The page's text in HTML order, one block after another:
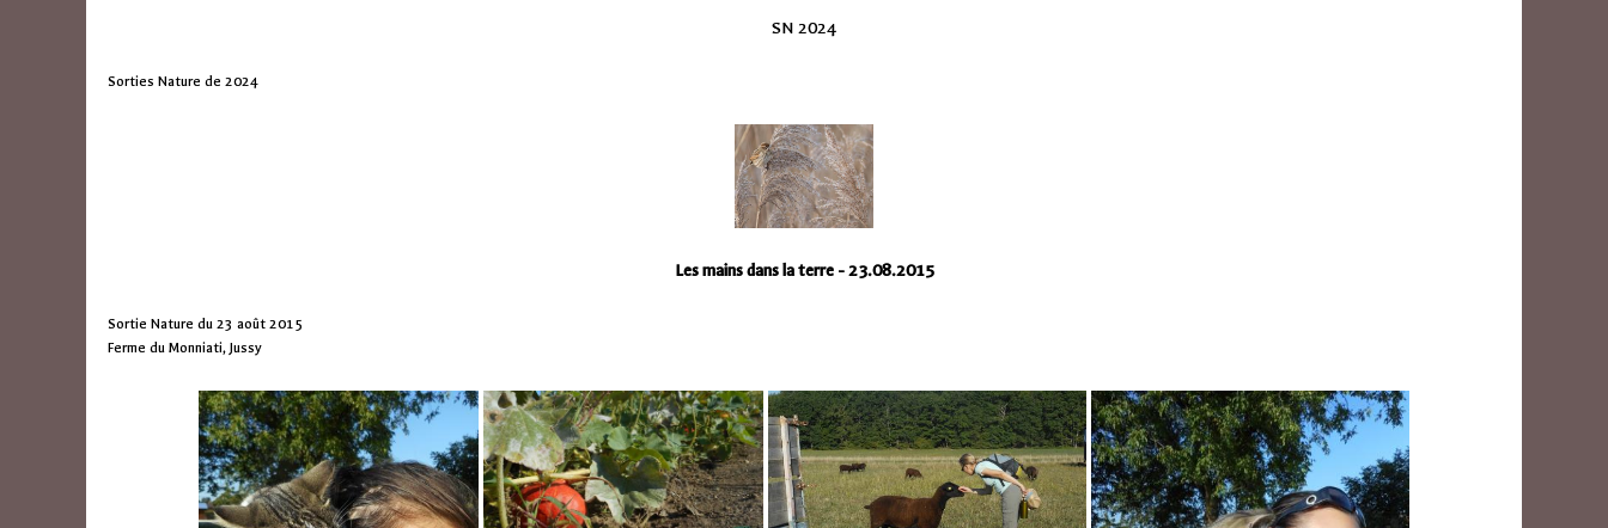
SN 2024
Sorties Nature de 2024
Les mains dans la terre - 23.08.2015
Sortie Nature du 23 août 2015
Ferme du Monniati, Jussy